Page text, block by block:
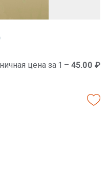
цена за 1 – 45.00 ₽